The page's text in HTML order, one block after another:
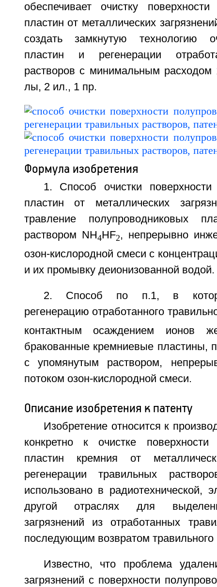
обеспечивает очистку
пластин от металлических
создать замкнутую технологию
пластин и регенерации
растворов с минимальным
лы, 2 ил., 1 пр.
Формула изобретения
1. Способ очистки поверхности
пластин от металлических
травление полупроводниковых
раствором NH4HF2, непрерывно
озон-кислородной смеси с
и их промывку деионизованной водой.
2. Способ по п.1, в
регенерацию отработанного
контактным осаждением ионов
бракованные кремниевые пластины,
с упомянутым раствором,
потоком озон-кислородной смеси.
Описание изобретения к патенту
Изобретение относится к
конкретно к очистке поверхности
пластин кремния от
регенерации травильных
использовано в радиотехнической,
другой отраслях для
загрязнений из отработанных
последующим возвратом травильного
Известно, что проблема
загрязнений с поверхности